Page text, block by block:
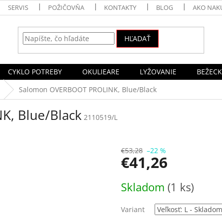
SERVIS POŽIČOVŇA KONTAKTY BLOG AKO
HĽADAŤ
CYKLO POTREBY OKULIEARE LYŽOVANIE
Salomon OVERBOOT PROLINK, Blue/Black
Blue/Black 2110519/L
€53,28 –22 %
€41,26
cena:
Skladom (1 ks)
Variant